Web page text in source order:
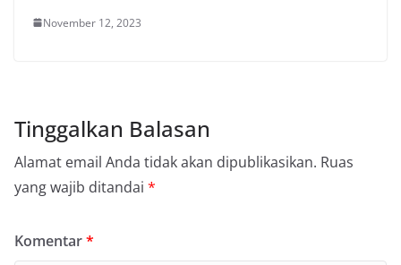
November 12, 2023
Tinggalkan Balasan
Alamat email Anda tidak akan dipublikasikan. Ruas
yang wajib ditandai *
Komentar*